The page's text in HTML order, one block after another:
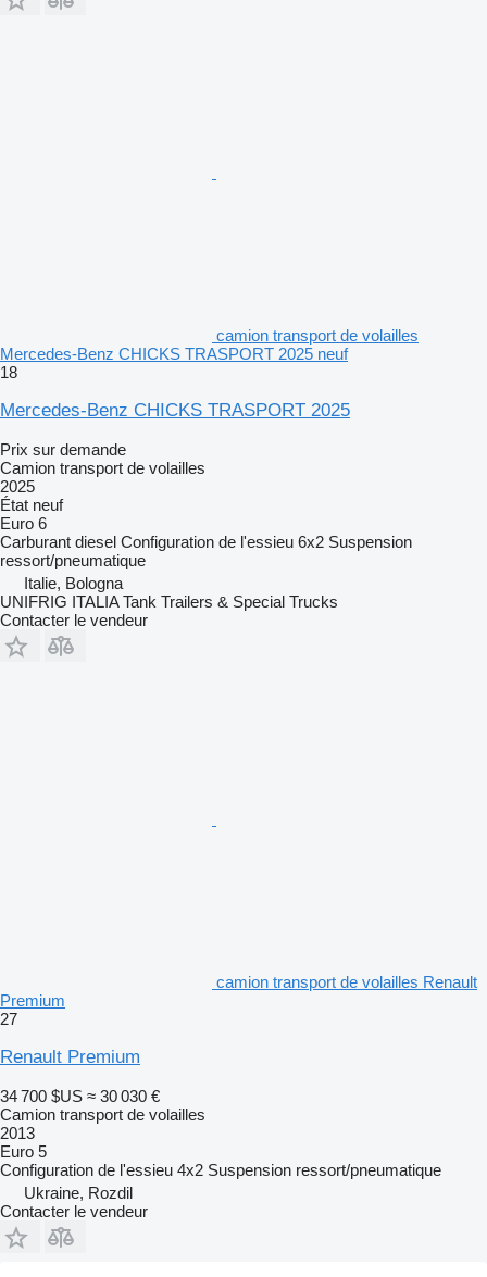
camion transport de volailles
Mercedes-Benz CHICKS TRASPORT 2025 neuf
18
Mercedes-Benz CHICKS TRASPORT 2025
Prix sur demande
Camion transport de volailles
2025
État neuf
Euro 6
Carburant diesel Configuration de l'essieu 6x2 Suspension
ressort/pneumatique
Italie, Bologna
UNIFRIG ITALIA Tank Trailers & Special Trucks
Contacter le vendeur
camion transport de volailles Renault
Premium
27
Renault Premium
34 700 $US ≈ 30 030 €
Camion transport de volailles
2013
Euro 5
Configuration de l'essieu 4x2 Suspension ressort/pneumatique
Ukraine, Rozdil
Contacter le vendeur